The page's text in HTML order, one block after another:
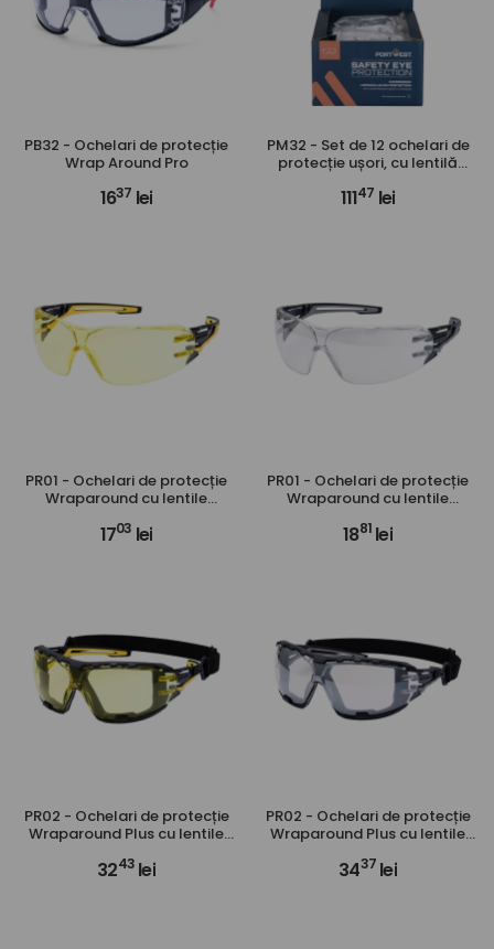
PB32 - Ochelari de protecție
Wrap Around Pro
1637 lei
PM32 - Set de 12 ochelari de
protecție ușori, cu lentilă
11147 lei
PR01 - Ochelari de protecție
Wraparound cu lentile
fumurii
1703 lei
PR01 - Ochelari de protecție
Wraparound cu lentile
1881 lei
PR02 - Ochelari de protecție
Wraparound Plus cu lentile
fumurii
3243 lei
PR02 - Ochelari de protecție
Wraparound Plus cu lentile
3437 lei